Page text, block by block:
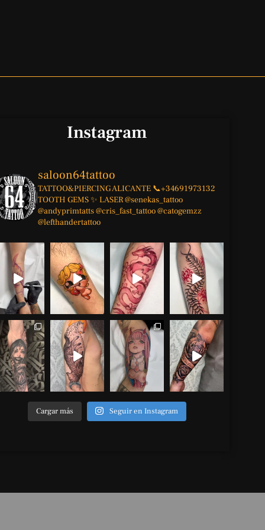
Instagram
saloon64tattoo
TATTOO&PIERCINGALICANTE 📞+34691973132
TOOTH GEMS ✨ LASER@senekas_tattoo
@andyprimtatts@cris_fast_tattoo@catogemzz
@lefthandertattoo
Cargar más Seguir en Instagram